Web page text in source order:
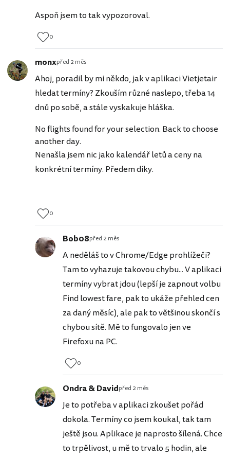
Aspoň jsem to tak vypozoroval.
0
monxpřed 2 měs
Ahoj, poradil by mi někdo, jak v aplikaci Vietjetair
hledat termíny? Zkouším různé naslepo, třeba 14
dnů po sobě, a stále vyskakuje hláška.
No flights found for your selection. Back to choose
another day.
Nenašla jsem nic jako kalendář letů a ceny na
konkrétní termíny. Předem díky.
0
Bob08před 2 měs
A neděláš to v Chrome/Edge prohlížeči?
Tam to vyhazuje takovou chybu... V aplikaci
termíny vybrat jdou (lepší je zapnout volbu
Find lowest fare, pak to ukáže přehled cen
za daný měsíc), ale pak to většinou skončí s
chybou sítě. Mě to fungovalo jen ve
Firefoxu na PC.
0
Ondra & Davidpřed 2 měs
Je to potřeba v aplikaci zkoušet pořád
dokola. Termíny co jsem koukal, tak tam
ještě jsou. Aplikace je naprosto šílená. Chce
to trpělivost, u mě to trvalo 5 hodin, ale